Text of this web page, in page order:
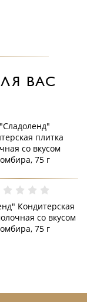
ВАС
Кондитерская
со вкусом
75 г